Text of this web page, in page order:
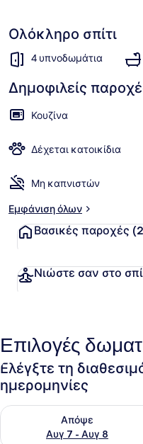
Ολόκληρο σπίτι
4 υπνοδωμάτια
Δημοφιλείς
Κουζίνα
Δέχεται κατοικίδια
Μη καπνιστών
Εμφάνιση όλων
Βασικές παροχές
Νιώστε σαν στο
Επιλογές
Ελέγξτε τη
ημερομηνίες
Απόψε
Αυγ 7 - Αυγ 8
Έλεγχος διαθεσιμότητας